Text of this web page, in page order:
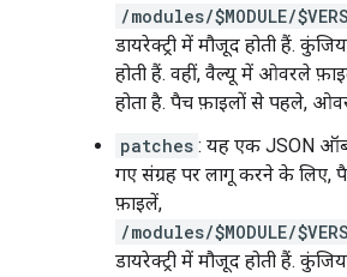
/modules/$MODULE/
डायरेक्ट्री में मौजूद होती हैं.
होती हैं. वहीं, वैल्यू में ओवरले
होता है. पैच फ़ाइलों से पहले,
patches : यह एक JSON
गए संग्रह पर लागू करने के लिए,
फ़ाइलें,
/modules/$MODULE/
डायरेक्ट्री में मौजूद होती हैं.